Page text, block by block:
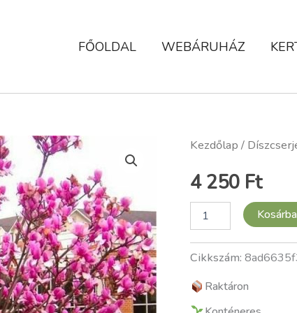
FŐOLDAL WEBÁRUHÁZ
Kezdőlap /
4 250 Ft
Liliomfa
rubra)
Cikkszám:
Raktáron